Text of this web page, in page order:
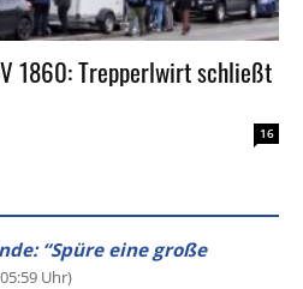
1860: Trepperlwirt schließt
16
“Spüre eine große
Uhr)